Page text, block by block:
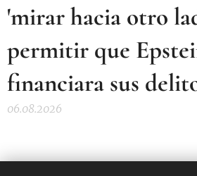
'mirar hacia otro
permitir que
financiara sus
06.08.2026